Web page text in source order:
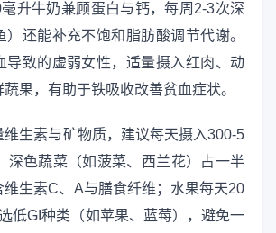
升牛奶兼顾蛋白与钙，每周2-3次深
）还能补充不饱和脂肪酸调节代谢。
导致的虚弱女性，适量摄入红肉、动
果，有助于铁吸收改善贫血症状。
维生素与矿物质，建议每天摄入300-5
深色蔬菜（如菠菜、西兰花）占一半
维生素C、A与膳食纤维；水果每天20
低GI种类（如苹果、蓝莓），避免一